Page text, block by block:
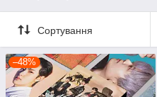
Сортування
–48%